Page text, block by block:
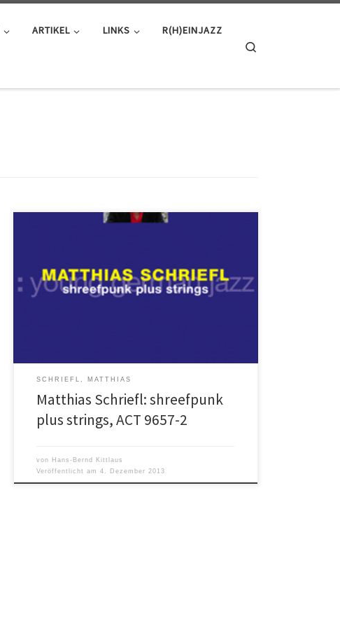
ARTIKEL LINKS R(H)EINJAZZ
WDR Big Band, mit Ali Haurands European Jazz
Ensemble, mit Charlie Mariano oder Tom Gäbel –
Matthias Schriefl hat in den letzten Jahren die
SCHRIEFL, MATTHIAS
Matthias Schriefl: shreefpunk
plus strings, ACT 9657-2
von Hans-Bernd Kittlaus
Veröffentlicht am4. Dezember 2013